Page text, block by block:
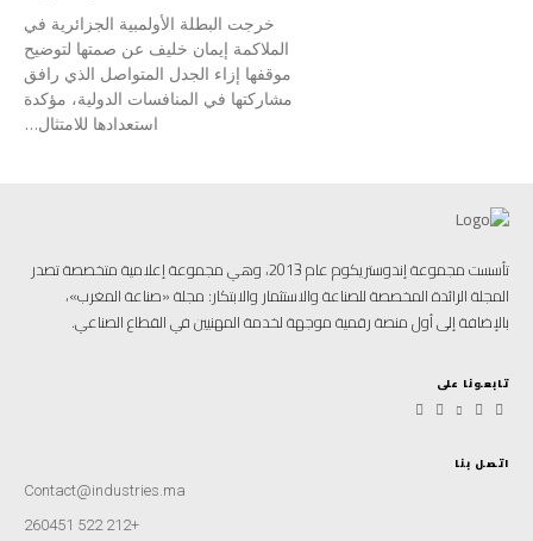
خرجت البطلة الأولمبية الجزائرية في
الملاكمة إيمان خليف عن صمتها لتوضيح
موقفها إزاء الجدل المتواصل الذي رافق
مشاركتها في المنافسات الدولية، مؤكدة
استعدادها للامتثال...
اتصل بنا
Contact@industries.ma
+212 522 260451
تأسست مجموعة إندوستريكوم عام 2013، وهي مجموعة إعلامية متخصصة تصدر
المجلة الرائدة المخصصة للصناعة والاستثمار والابتكار: مجلة «صناعة المغرب»،
بالإضافة إلى أول منصة رقمية موجهة لخدمة المهنيين في القطاع الصناعي.
تابعونا على